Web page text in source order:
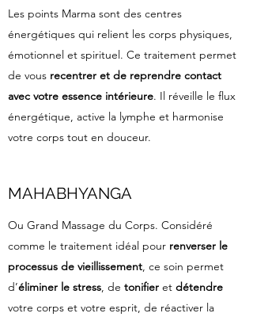
Les points Marma sont des centres
énergétiques qui relient les corps physiques,
émotionnel et spirituel. Ce traitement permet
de vous recentrer et de reprendre contact
avec votre essence intérieure. Il réveille le flux
énergétique, active la lymphe et harmonise
votre corps tout en douceur.
MAHABHYANGA
Ou Grand Massage du Corps. Considéré
comme le traitement idéal pour renverser le
processus de vieillissement, ce soin permet
d’éliminer le stress, de tonifier et détendre
votre corps et votre esprit, de réactiver la